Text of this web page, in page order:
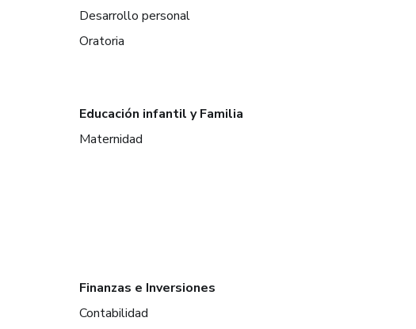
Desarrollo personal
Oratoria
Educación infantil y Familia
Maternidad
Finanzas e Inversiones
Contabilidad